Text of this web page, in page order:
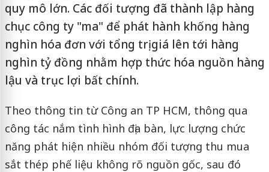
quy mô lớn. Các đối tượng đã thành lập hàng
chục công ty "ma" để phát hành khống hàng
nghìn hóa đơn với tổng trị giá lên tới hàng
nghìn tỷ đồng nhằm hợp thức hóa nguồn hàng
lậu và trục lợi bất chính.
Theo thông tin từ Công an TP HCM, thông qua
công tác nắm tình hình địa bàn, lực lượng chức
năng phát hiện nhiều nhóm đối tượng thu mua
sắt thép phế liệu không rõ nguồn gốc, sau đó